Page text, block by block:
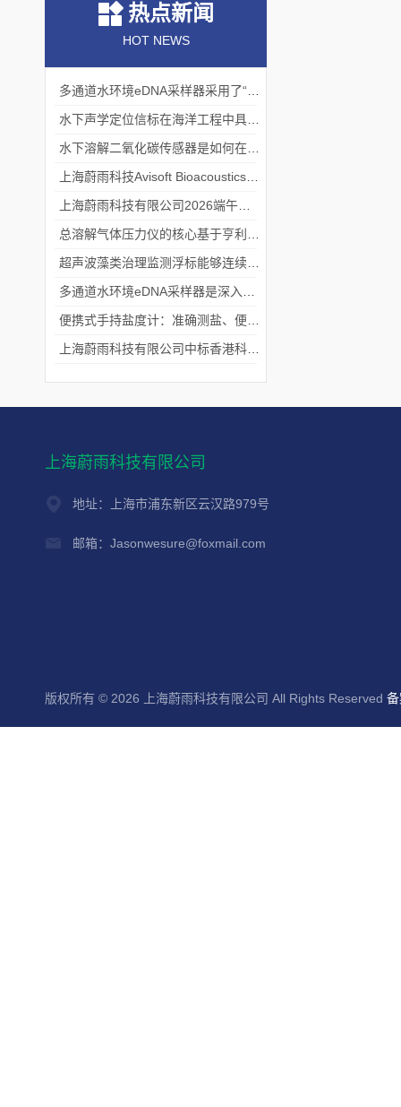
热点新闻
HOT NEWS
上海蔚雨科技有限公司
地址：上海市浦东新区云汉路979号
邮箱：Jasonwesure@foxmail.com
版权所有 © 2026 上海蔚雨科技有限公司 All Rights Reserved